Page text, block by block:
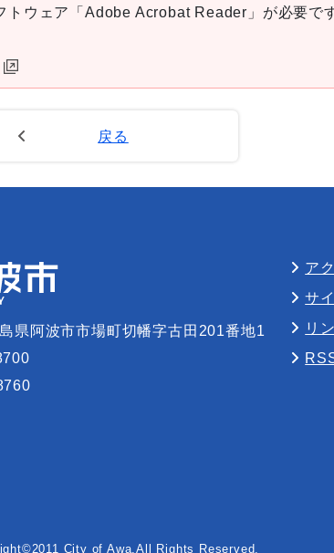
トウェア「Adobe Acrobat Reader」が必要
戻る
県阿波市市場町切幡字古田201番地1
ア
サ
リ
City of Awa,All Rights Reserved.